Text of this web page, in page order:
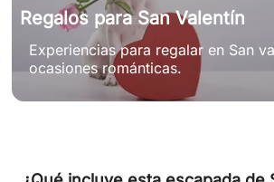
Regalos para San Valentín
Experiencias para regalar en San
ocasiones románticas.